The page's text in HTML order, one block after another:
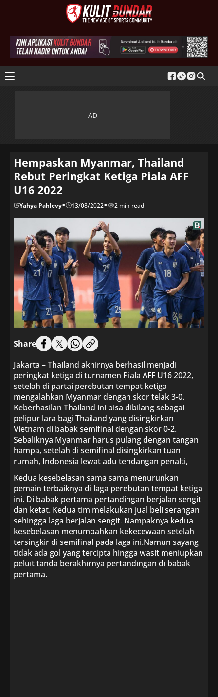
Hempaskan Myanmar, Thailand
Rebut Peringkat Ketiga Piala AFF
U16 2022
Yahya Pahlevy• 13/08/2022• 2 min read
Share
Jakarta – Thailand akhirnya berhasil menjadi
peringkat ketiga di turnamen Piala AFF U16 2022,
setelah di partai perebutan tempat ketiga
mengalahkan Myanmar dengan skor telak 3-0.
Keberhasilan Thailand ini bisa dibilang sebagai
pelipur lara bagi Thailand yang disingkirkan
Vietnam di babak semifinal dengan skor 0-2.
Sebaliknya Myanmar harus pulang dengan tangan
hampa, setelah di semifinal disingkirkan tuan
rumah, Indonesia lewat adu tendangan penalti,
Kedua kesebelasan sama sama menurunkan
pemain terbaiknya di laga perebutan tempat ketiga
ini. Di babak pertama pertandingan berjalan sengit
dan ketat. Kedua tim melakukan jual beli serangan
sehingga laga berjalan sengit. Nampaknya kedua
kesebelasan menumpahkan kekecewaan setelah
tersingkir di semifinal pada laga ini.Namun sayang
tidak ada gol yang tercipta hingga wasit meniupkan
peluit tanda berakhirnya pertandingan di babak
pertama.